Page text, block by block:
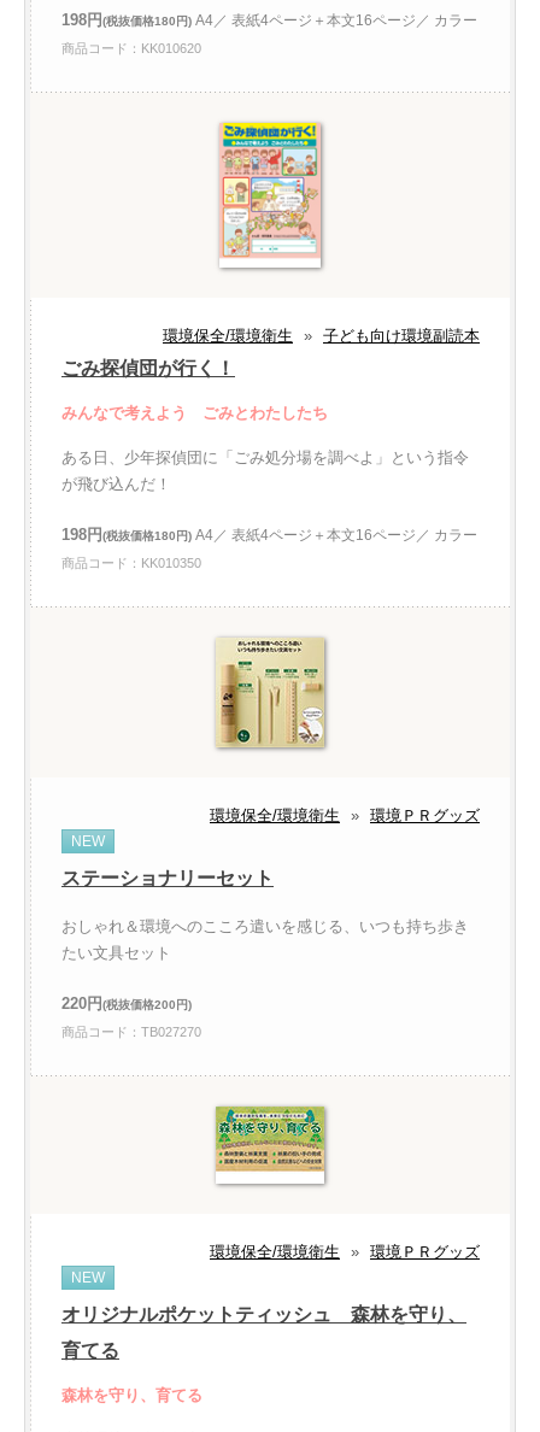
198円(税抜価格180円) A4／ 表紙4ページ＋本文16ページ／ カラー
商品コード：KK010620
環境保全/環境衛生 » 子ども向け環境副読本
ごみ探偵団が行く！
みんなで考えよう ごみとわたしたち
ある日、少年探偵団に「ごみ処分場を調べよ」という指令
が飛び込んだ！
198円(税抜価格180円) A4／ 表紙4ページ＋本文16ページ／ カラー
商品コード：KK010350
環境保全/環境衛生 » 環境ＰＲグッズ
NEW
ステーショナリーセット
おしゃれ＆環境へのこころ遣いを感じる、いつも持ち歩き
たい文具セット
220円(税抜価格200円)
商品コード：TB027270
環境保全/環境衛生 » 環境ＰＲグッズ
NEW
オリジナルポケットティッシュ 森林を守り、
育てる
森林を守り、育てる